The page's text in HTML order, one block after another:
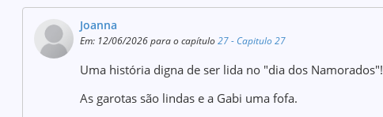
Joanna
Em: 12/06/2026 para o capítulo27 - Capitulo 27
Uma história digna de ser lida no "dia dos Namorados"!
As garotas são lindas e a Gabi uma fofa.